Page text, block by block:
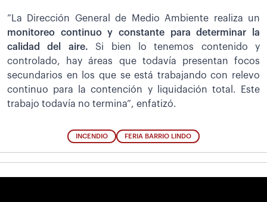
”La Dirección General de Medio Ambiente realiza un
monitoreo continuo y constante para determinar la
calidad del aire. Si bien lo tenemos contenido y
controlado, hay áreas que todavía presentan focos
secundarios en los que se está trabajando con relevo
continuo para la contención y liquidación total. Este
trabajo todavía no termina”, enfatizó.
INCENDIO FERIA BARRIO LINDO